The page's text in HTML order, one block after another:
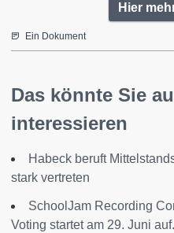
Hier
Ein Dokument
Das könnte Sie
interessieren
Habeck beruft
stark vertreten
SchoolJam Recording
Voting startet am 29. Juni